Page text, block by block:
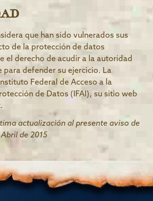
que han sido vulnerados sus
de la protección de datos
el derecho de acudir a la autoridad
para defender su ejercicio. La
Federal de Acceso a la
de Datos (IFAI), su sitio web
actualización al presente aviso de
de 2015